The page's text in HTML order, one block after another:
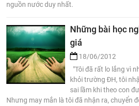
nguồn nước duy nhất.
Những bài học
giá
18/06/2012
"Tôi đã rất lo lắng vì
khỏi trường ĐH, tôi
sai lầm khi theo con
Nhưng may mắn là tôi đã nhận ra, chuyển